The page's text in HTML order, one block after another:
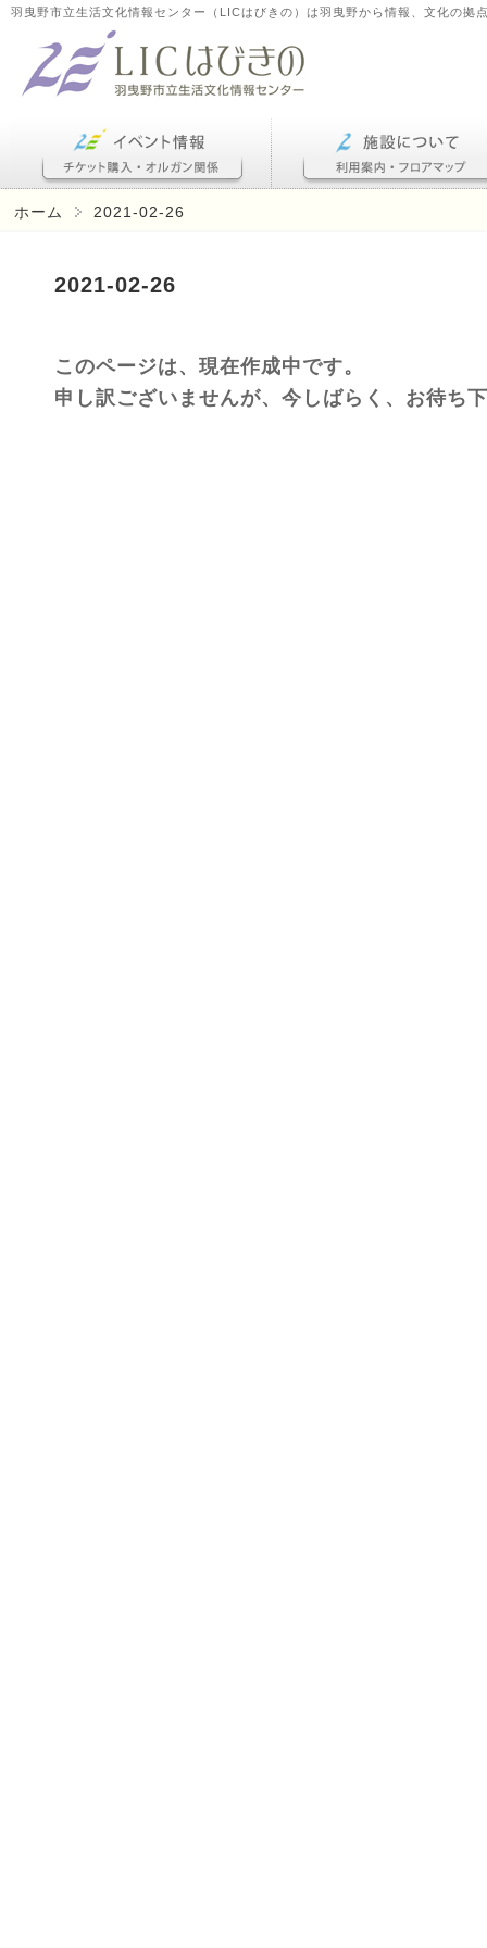
羽曳野市立生活文化情報センター（LICはびきの）は羽曳野から情報、文化の拠
ホーム 2021-02-26
2021-02-26
このページは、現在作成中です。
申し訳ございませんが、今しばらく、お待ち